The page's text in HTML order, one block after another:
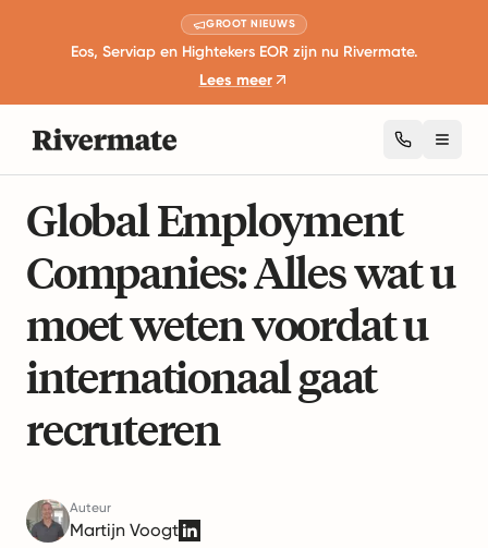
GROOT NIEUWS
Eos, Serviap en Hightekers EOR zijn nu Rivermate.
Lees meer
Global Employment
Companies: Alles wat u
moet weten voordat u
internationaal gaat
recruteren
Auteur
Martijn Voogt